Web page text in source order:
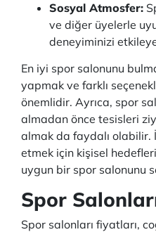
Sosyal Atmosfer:
ve diğer üyelerle
deneyiminizi
En iyi spor salonunu
yapmak ve farklı
önemlidir. Ayrıca, spor
almadan önce tesisleri
almak da faydalı olabilir.
etmek için kişisel
uygun bir spor salonunu
Spor
Spor salonları fiyatları,